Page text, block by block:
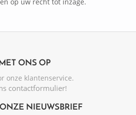
ONS OP
onze klantenservice.
contactformulier!
NIEUWSBRIEF